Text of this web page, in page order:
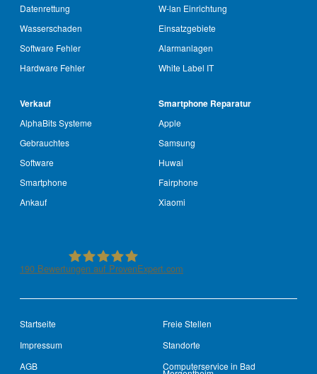
Datenrettung
Wasserschaden
Software Fehler
Hardware Fehler
W-lan Einrichtung
Einsatzgebiete
Alarmanlagen
White Label IT
Verkauf
AlphaBits Systeme
Gebrauchtes
Software
Smartphone
Ankauf
Smartphone Reparatur
Apple
Samsung
Huwai
Fairphone
Xiaomi
See-IT-Service
190 Bewertungen auf ProvenExpert.com
Startseite
Impressum
AGB
Freie Stellen
Standorte
Computerservice in Bad